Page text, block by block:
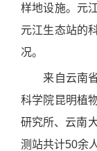
样地设施。元
元江生态站的
况。
来自云南省
科学院昆明植
研究所、云南
测站共计50余